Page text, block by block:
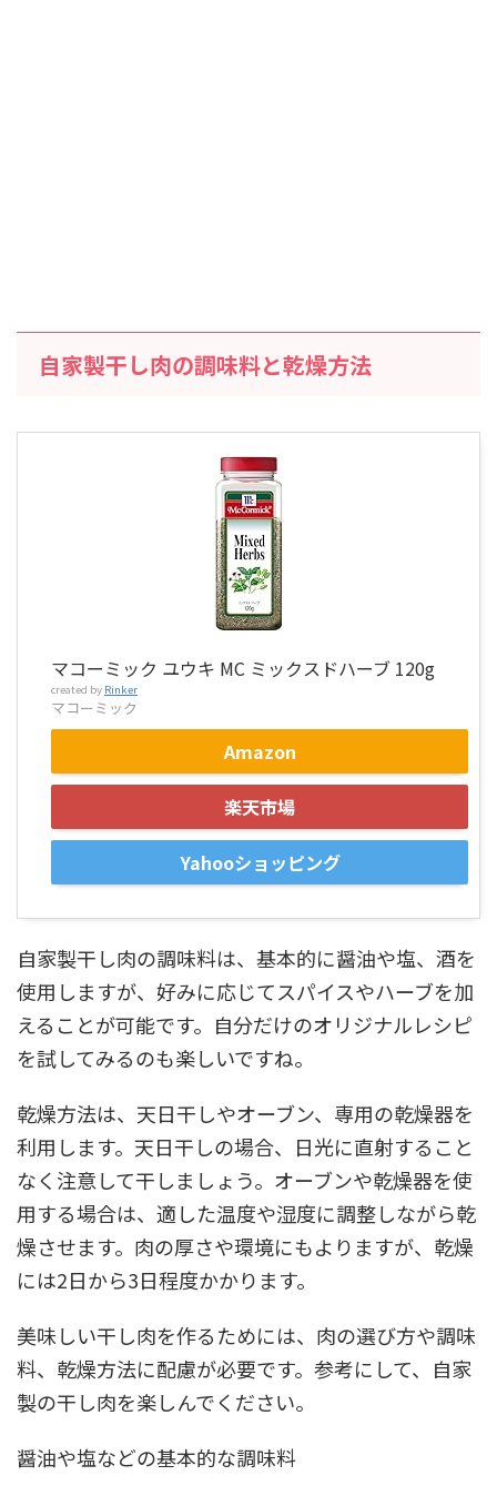
自家製干し肉の調味料と乾燥方法
マコーミック ユウキ MC ミックスドハーブ 120g
created by Rinker
マコーミック
Amazon
楽天市場
Yahooショッピング
自家製干し肉の調味料は、基本的に醤油や塩、酒を
使用しますが、好みに応じてスパイスやハーブを加
えることが可能です。自分だけのオリジナルレシピ
を試してみるのも楽しいですね。
乾燥方法は、天日干しやオーブン、専用の乾燥器を
利用します。天日干しの場合、日光に直射すること
なく注意して干しましょう。オーブンや乾燥器を使
用する場合は、適した温度や湿度に調整しながら乾
燥させます。肉の厚さや環境にもよりますが、乾燥
には2日から3日程度かかります。
美味しい干し肉を作るためには、肉の選び方や調味
料、乾燥方法に配慮が必要です。参考にして、自家
製の干し肉を楽しんでください。
醤油や塩などの基本的な調味料